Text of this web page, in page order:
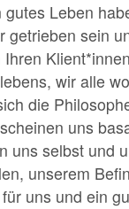
gutes Leben
getrieben sein
wir alle
die
uns
uns selbst und
unserem
uns und ein